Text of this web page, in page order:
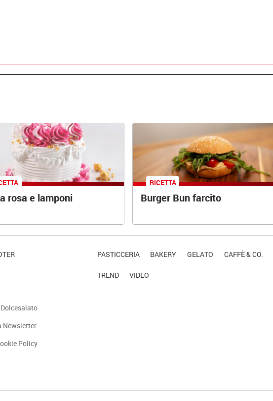
rosa e lamponi
RICETTA
Burger Bun farcito
Newsletter
Policy
PASTICCERIA BAKERY GELATO CAFFÈ & CO.
TREND VIDEO